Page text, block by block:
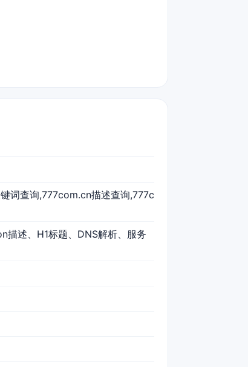
词查询,777com.cn描述查询,777c
述、H1标题、DNS解析、服务